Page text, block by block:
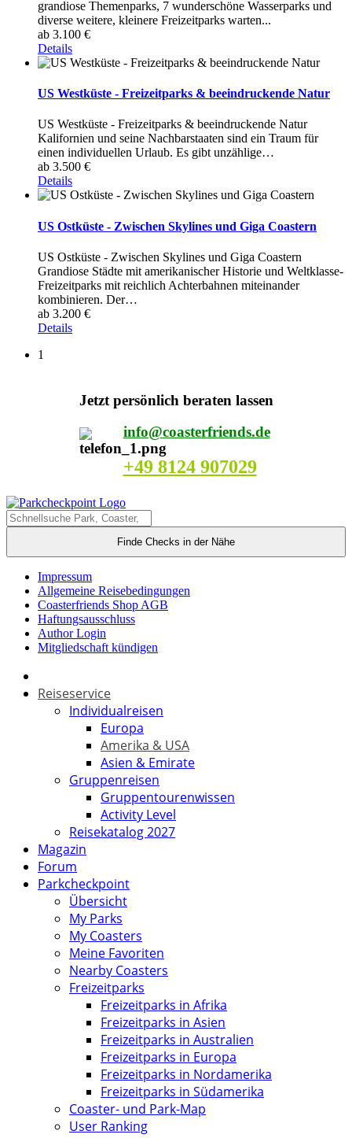
grandiose Themenparks, 7 wunderschöne Wasserparks und
diverse weitere, kleinere Freizeitparks warten...
ab 3.100 €
Details
US Westküste - Freizeitparks & beeindruckende Natur
US Westküste - Freizeitparks & beeindruckende Natur
Kalifornien und seine Nachbarstaaten sind ein Traum für
einen individuellen Urlaub. Es gibt unzählige…
ab 3.500 €
Details
US Ostküste - Zwischen Skylines und Giga Coastern
US Ostküste - Zwischen Skylines und Giga Coastern
Grandiose Städte mit amerikanischer Historie und Weltklasse-
Freizeitparks mit reichlich Achterbahnen miteinander
kombinieren. Der…
ab 3.200 €
Details
1
Jetzt persönlich beraten lassen
info@coasterfriends.de
+49 8124 907029
Finde Checks in der Nähe
Impressum
Allgemeine Reisebedingungen
Coasterfriends Shop AGB
Haftungsausschluss
Author Login
Mitgliedschaft kündigen
Reiseservice
Individualreisen
Europa
Amerika & USA
Asien & Emirate
Gruppenreisen
Gruppentourenwissen
Activity Level
Reisekatalog 2027
Magazin
Forum
Parkcheckpoint
Übersicht
My Parks
My Coasters
Meine Favoriten
Nearby Coasters
Freizeitparks
Freizeitparks in Afrika
Freizeitparks in Asien
Freizeitparks in Australien
Freizeitparks in Europa
Freizeitparks in Nordamerika
Freizeitparks in Südamerika
Coaster- und Park-Map
User Ranking